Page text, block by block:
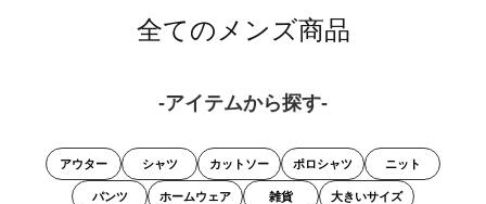
全てのメンズ商品
-アイテムから探す-
アウター シャツ カットソー ポロシャツ ニット
パンツ ホームウェア 雑貨 大きいサイズ